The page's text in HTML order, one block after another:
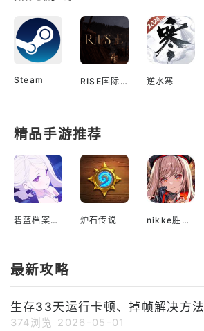
Steam RISE国际服 逆水寒
精品手游推荐
碧蓝档案国际服 炉石传说 nikke胜利女神国际服
最新攻略
生存33天运行卡顿、掉帧解决方法
374浏览 2026-05-01